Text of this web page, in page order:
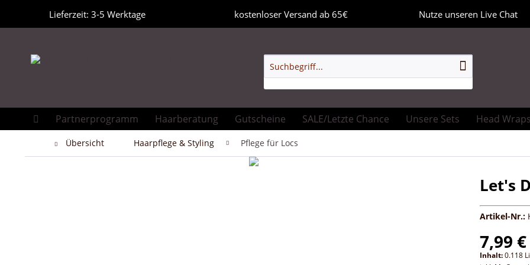
Lieferzeit: 3-5 Werktage kostenloser Versand ab 65€ Nutze unseren Live Chat
Partnerprogramm Haarberatung Gutscheine SALE/Letzte Chance Unsere Sets Head Wraps
Übersicht Haarpflege & Styling Pflege für Locs
Let's
Artikel-Nr.:
7,99
Inhalt:0.118